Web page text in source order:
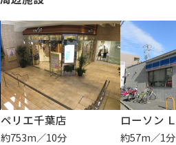
ペリエ千葉店
約753m／10分 約57m／1分